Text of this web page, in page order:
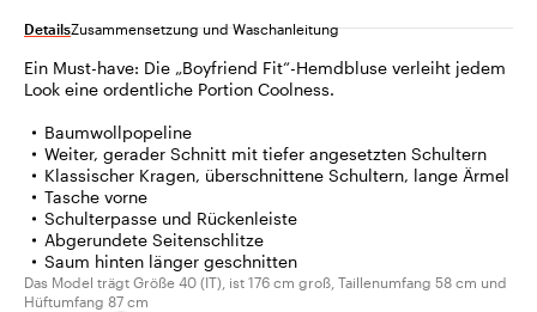
DetailsZusammensetzung und Waschanleitung
Ein Must-have: Die „Boyfriend Fit“-Hemdbluse verleiht jedem
Look eine ordentliche Portion Coolness.
Baumwollpopeline
Weiter, gerader Schnitt mit tiefer angesetzten Schultern
Klassischer Kragen, überschnittene Schultern, lange Ärmel
Tasche vorne
Schulterpasse und Rückenleiste
Abgerundete Seitenschlitze
Saum hinten länger geschnitten
Das Model trägt Größe 40 (IT), ist 176 cm groß, Taillenumfang 58 cm und
Hüftumfang 87 cm